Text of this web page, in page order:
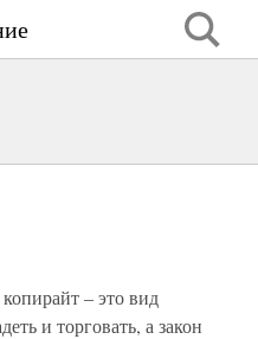
– это вид
и торговать, а закон